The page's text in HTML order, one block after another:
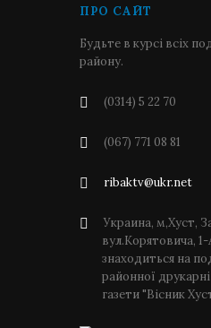
ПРО САЙТ
Будьте в курсі всіх
району.
(0314) 5 22 70
(067) 771 08 81
ribaktv@ukr.net
Украина, м,Хуст,
вул.Корятовича,
знаходиться на
районної
газети "Вісник